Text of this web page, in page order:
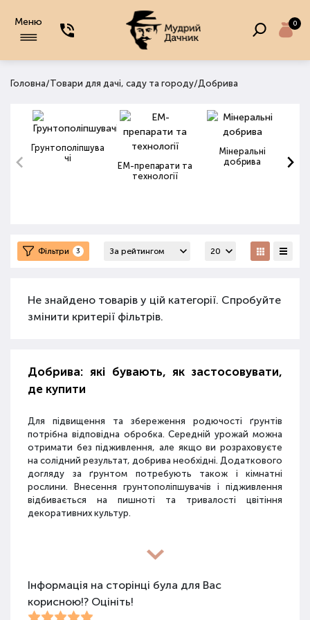
Меню 0
Головна/Товари для дачі, саду та городу/Добрива
Грунтополіпшува
чі
ЕМ-препарати та
технології
Мінеральні
добрива
Фільтри 3
Не знайдено товарів у цій категорії. Спробуйте
змінити критерії фільтрів.
Добрива: які бувають, як застосовувати,
де купити
Для підвищення та збереження родючості ґрунтів
потрібна відповідна обробка. Середній урожай можна
отримати без підживлення, але якщо ви розраховуєте
на солідний результат, добрива необхідні. Додаткового
догляду за ґрунтом потребують також і кімнатні
рослини. Внесення грунтополіпшувачів і підживлення
відбивається на пишноті та тривалості цвітіння
декоративних культур.
Різновиди засобів для покращення
Для покращення поживних якостей ґрунту
використовуються різні види засобів: мінеральні
Інформація на сторінці була для Вас
корисною!? Оцініть!